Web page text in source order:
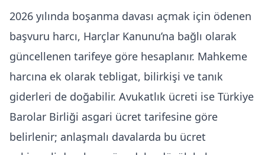
2026 yılında boşanma davası açmak için ödenen
başvuru harcı, Harçlar Kanunu’na bağlı olarak
güncellenen tarifeye göre hesaplanır. Mahkeme
harcına ek olarak tebligat, bilirkişi ve tanık
giderleri de doğabilir. Avukatlık ücreti ise Türkiye
Barolar Birliği asgari ücret tarifesine göre
belirlenir; anlaşmalı davalarda bu ücret